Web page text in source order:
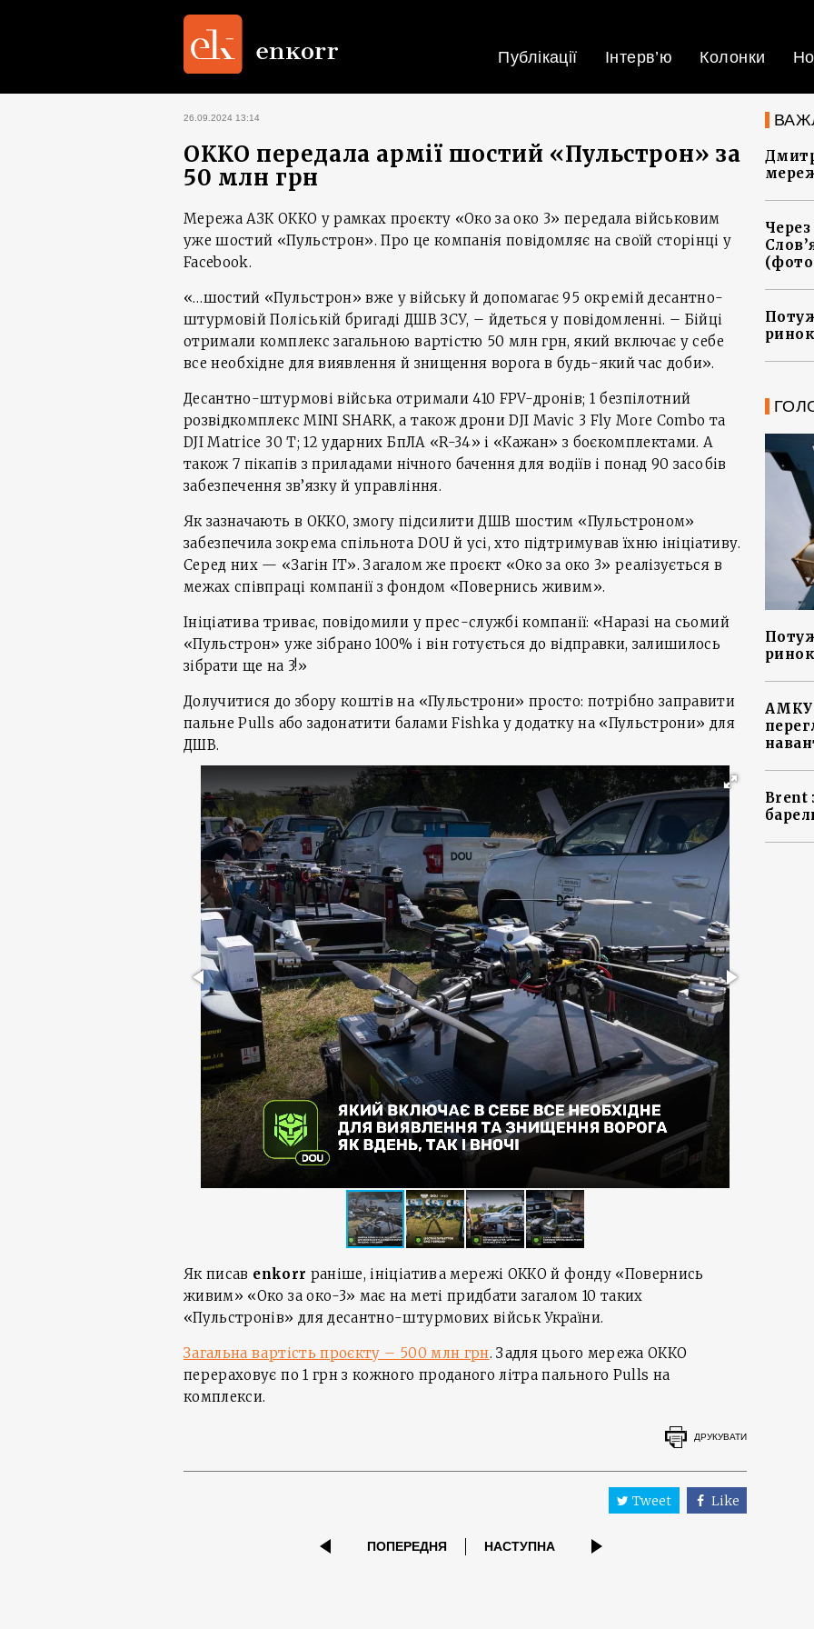
Публікації Інтерв’ю Колонки
26.09.2024 13:14
OKKO передала армії шостий «Пульстрон» за
50 млн грн
Мережа АЗК ОККО у рамках проєкту «Око за око 3» передала військовим
уже шостий «Пульстрон». Про це компанія повідомляє на своїй сторінці у
Facebook.
«…шостий «Пульстрон» вже у війську й допомагає 95 окремій десантно-
штурмовій Поліській бригаді ДШВ ЗСУ, – йдеться у повідомленні. – Бійці
отримали комплекс загальною вартістю 50 млн грн, який включає у себе
все необхідне для виявлення й знищення ворога в будь-який час доби».
Десантно-штурмові війська отримали 410 FPV-дронів; 1 безпілотний
розвідкомплекс MINI SHARK, а також дрони DJI Mavic 3 Fly More Combo та
DJI Matrice 30 T; 12 ударних БпЛА «R-34» і «Кажан» з боєкомплектами. А
також 7 пікапів з приладами нічного бачення для водіїв і понад 90 засобів
забезпечення зв’язку й управління.
Як зазначають в ОККО, змогу підсилити ДШВ шостим «Пульстроном»
забезпечила зокрема спільнота DOU й усі, хто підтримував їхню ініціативу.
Серед них — «Загін ІТ». Загалом же проєкт «Око за око 3» реалізується в
межах співпраці компанії з фондом «Повернись живим».
Ініціатива триває, повідомили у прес-службі компанії: «Наразі на сьомий
«Пульстрон» уже зібрано 100% і він готується до відправки, залишилось
зібрати ще на 3!»
Долучитися до збору коштів на «Пульстрони» просто: потрібно заправити
пальне Pulls або задонатити балами Fishka у додатку на «Пульстрони» для
ДШВ.
Як писав enkorr раніше, ініціатива мережі ОККО й фонду «Повернись
живим» «Око за око-3» має на меті придбати загалом 10 таких
«Пульстронів» для десантно-штурмових військ України.
Загальна вартість проєкту – 500 млн грн. Задля цього мережа ОККО
перераховує по 1 грн з кожного проданого літра пального Pulls на
комплекси.
ДРУКУВАТИ
Tweet Like
ПОПЕРЕДНЯ НАСТУПНА
Через
АМКУ
Brent